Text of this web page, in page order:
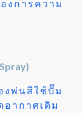
งการความ
งพ่นสีใช้ปั๊ม
ากาศเดิม